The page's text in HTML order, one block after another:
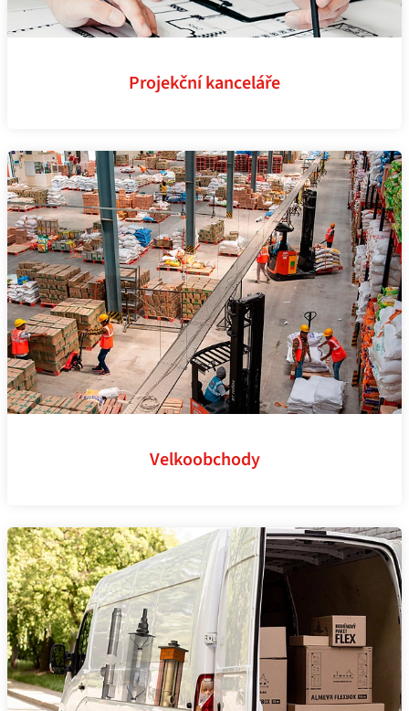
Projekční kanceláře
Velkoobchody